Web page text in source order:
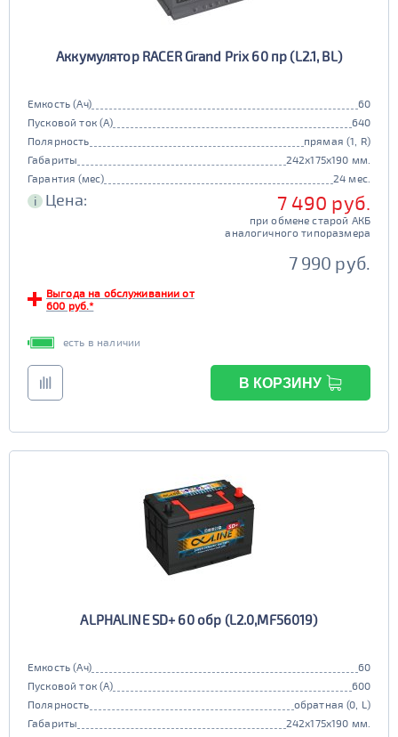
Аккумулятор RACER Grand Prix 60 пр (L2.1, BL)
Емкость (Ач)
60
Пусковой ток (А)
640
Полярность
прямая (1, R)
Габариты
242x175x190 мм.
Гарантия (мес)
24 мес.
i Цена: 7 490 руб.
при обмене старой АКБ
аналогичного типоразмера
7 990 руб.
Выгода на обслуживании от
600 руб.*
есть в наличии
В КОРЗИНУ
ALPHALINE SD+ 60 обр (L2.0,MF56019)
Емкость (Ач)
60
Пусковой ток (А)
600
Полярность
обратная (0, L)
Габариты
242x175x190 мм.